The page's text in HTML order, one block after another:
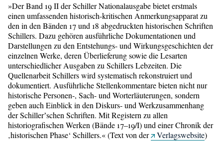
»Der Band 19 II der Schiller Nationalausgabe bietet erstmals
einen umfassenden historisch-kritischen Anmerkungsapparat zu
den in den Bänden 17 und 18 abgedruckten historischen Schriften
Schillers. Dazu gehören ausführliche Dokumentationen und
Darstellungen zu den Entstehungs- und Wirkungsgeschichten der
einzelnen Werke, deren Überlieferung sowie die Lesarten
unterschiedlicher Ausgaben zu Schillers Lebzeiten. Die
Quellenarbeit Schillers wird systematisch rekonstruiert und
dokumentiert. Ausführliche Stellenkommentare bieten nicht nur
historische Personen-, Sach- und Worterläuterungen, sondern
geben auch Einblick in den Diskurs- und Werkzusammenhang
der Schillerʼschen Schriften. Mit Registern zu allen
historiografischen Werken (Bände 17–19/​I) und einer Chronik der
‚historischen Phase‘ Schillers.« (Text von der
Verlagswebsite)